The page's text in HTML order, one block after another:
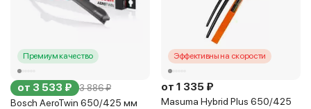
Премиум качество
от 3 533 ₽ 3 886 ₽
Bosch AeroTwin 650/425 мм
Эффективны на скорости
от 1 335 ₽
Masuma Hybrid Plus 650/425